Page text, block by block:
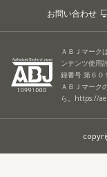
お問い合わせ
ＡＢＪマーク
ンテンツ使用
録番号 第６０
ＡＢＪマーク
ら。 https://